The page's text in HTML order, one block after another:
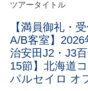
ツアータイトル
【満員御礼・
A/B客室】2026
治安田J2・J3
15節】北海道
パルセイロ オ